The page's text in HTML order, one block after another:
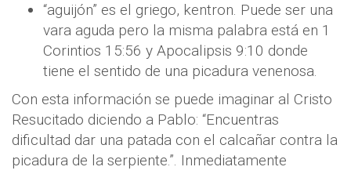
“aguijón” es el griego, kentron. Puede ser una
vara aguda pero la misma palabra está en 1
Corintios 15:56 y Apocalipsis 9:10 donde
tiene el sentido de una picadura venenosa.
Con esta información se puede imaginar al Cristo
Resucitado diciendo a Pablo: “Encuentras
dificultad dar una patada con el calcañar contra la
picadura de la serpiente.”. Inmediatamente